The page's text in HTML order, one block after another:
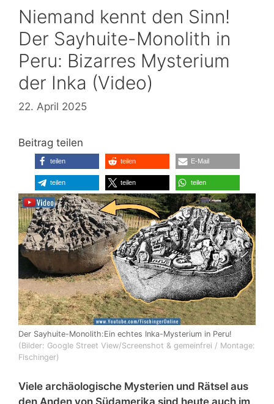
Niemand kennt den Sinn!
Der Sayhuite-Monolith in
Peru: Bizarres Mysterium
der Inka (Video)
22. April 2025
Beitrag teilen
teilen teilen E-Mail
teilen teilen teilen
Der Sayhuite-Monolith:Ein echtes Inka-Mysterium in Peru!
(Bilder: Google Street View/Screenshot & gemeinfrei / Montage:
Fischinger)
Viele archäologische Mysterien und Rätsel aus
den Anden von Südamerika sind heute auch im